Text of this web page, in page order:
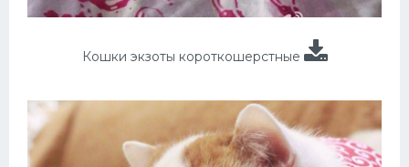
Кошки экзоты короткошерстные